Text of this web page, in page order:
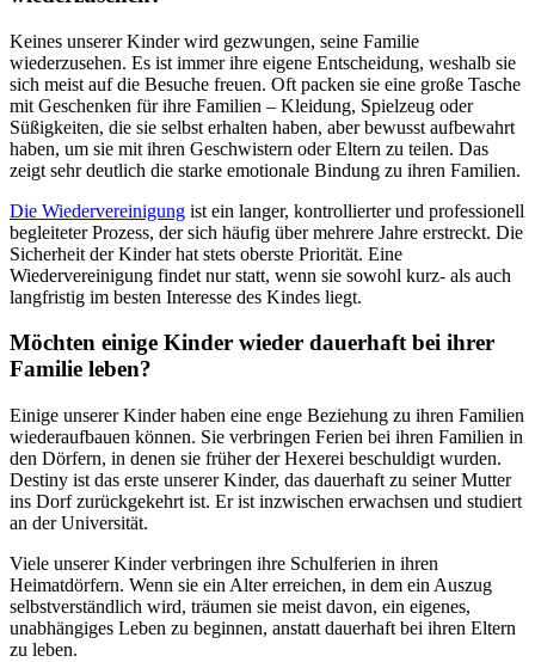
Keines unserer Kinder wird gezwungen, seine Familie
wiederzusehen. Es ist immer ihre eigene Entscheidung, weshalb sie
sich meist auf die Besuche freuen. Oft packen sie eine große Tasche
mit Geschenken für ihre Familien – Kleidung, Spielzeug oder
Süßigkeiten, die sie selbst erhalten haben, aber bewusst aufbewahrt
haben, um sie mit ihren Geschwistern oder Eltern zu teilen. Das
zeigt sehr deutlich die starke emotionale Bindung zu ihren Familien.
Die Wiedervereinigung ist ein langer, kontrollierter und professionell
begleiteter Prozess, der sich häufig über mehrere Jahre erstreckt. Die
Sicherheit der Kinder hat stets oberste Priorität. Eine
Wiedervereinigung findet nur statt, wenn sie sowohl kurz- als auch
langfristig im besten Interesse des Kindes liegt.
Möchten einige Kinder wieder dauerhaft bei ihrer
Familie leben?
Einige unserer Kinder haben eine enge Beziehung zu ihren Familien
wiederaufbauen können. Sie verbringen Ferien bei ihren Familien in
den Dörfern, in denen sie früher der Hexerei beschuldigt wurden.
Destiny ist das erste unserer Kinder, das dauerhaft zu seiner Mutter
ins Dorf zurückgekehrt ist. Er ist inzwischen erwachsen und studiert
an der Universität.
Viele unserer Kinder verbringen ihre Schulferien in ihren
Heimatdörfern. Wenn sie ein Alter erreichen, in dem ein Auszug
selbstverständlich wird, träumen sie meist davon, ein eigenes,
unabhängiges Leben zu beginnen, anstatt dauerhaft bei ihren Eltern
zu leben.